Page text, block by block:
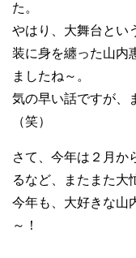
た。
やはり、大舞台とい
装に身を纏った山内
ましたね～。
気の早い話ですが、
（笑）
さて、今年は２月か
るなど、またまた大
今年も、大好きな山
～！